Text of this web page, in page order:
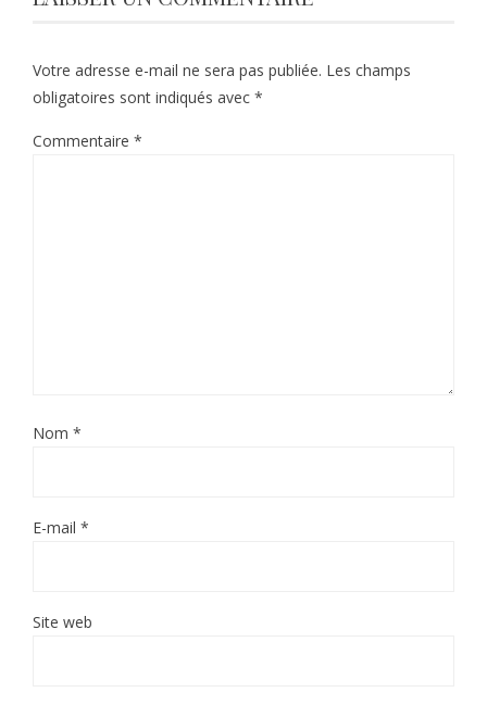
Votre adresse e-mail ne sera pas publiée. Les champs
obligatoires sont indiqués avec *
Commentaire *
Nom *
E-mail *
Site web